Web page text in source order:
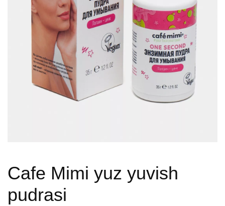
Cafe Mimi yuz yuvish
pudrasi